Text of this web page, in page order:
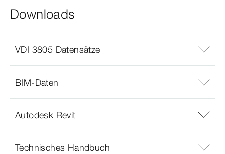
Downloads
VDI 3805 Datensätze
BIM-Daten
Autodesk Revit
Technisches Handbuch